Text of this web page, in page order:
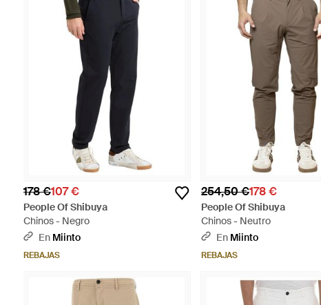
178 €107 €
People Of Shibuya
Chinos - Negro
En Miinto
REBAJAS
254,50 €178 €
People Of Shibuya
Chinos - Neutro
En Miinto
REBAJAS